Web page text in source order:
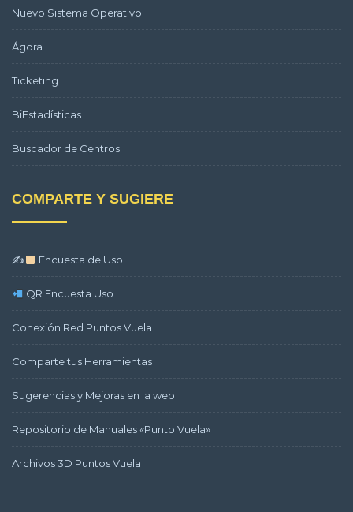
Nuevo Sistema Operativo
Ágora
Ticketing
BiEstadísticas
Buscador de Centros
COMPARTE Y SUGIERE
✍ Encuesta de Uso
QR Encuesta Uso
Conexión Red Puntos Vuela
Comparte tus Herramientas
Sugerencias y Mejoras en la web
Repositorio de Manuales «Punto Vuela»
Archivos 3D Puntos Vuela